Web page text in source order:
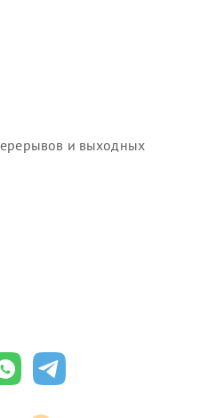
и выходных